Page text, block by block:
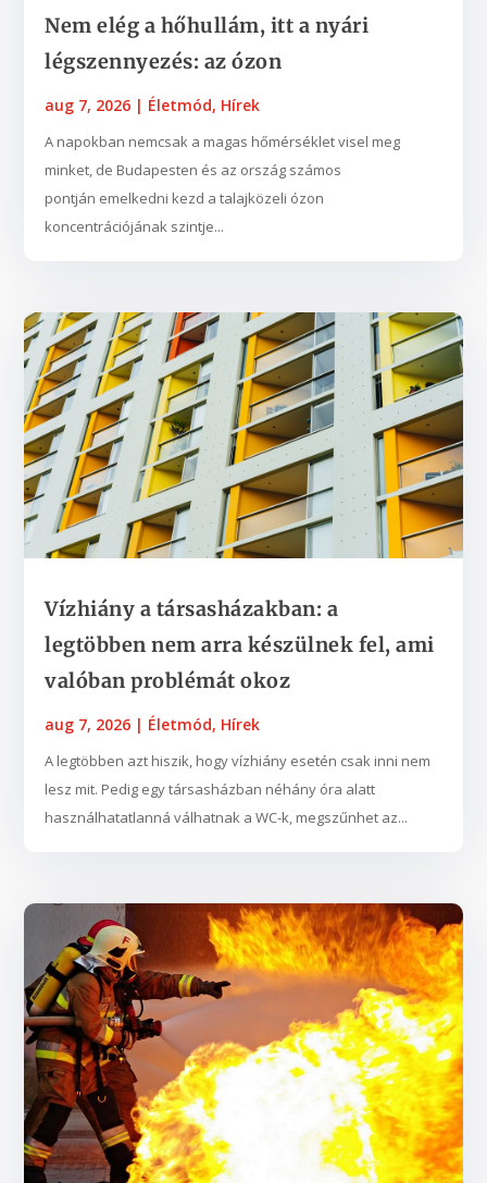
Nem elég a hőhullám, itt a nyári
légszennyezés: az ózon
aug 7, 2026 | Életmód, Hírek
A napokban nemcsak a magas hőmérséklet visel meg
minket, de Budapesten és az ország számos
pontján emelkedni kezd a talajközeli ózon
koncentrációjának szintje...
Vízhiány a társasházakban: a
legtöbben nem arra készülnek fel, ami
valóban problémát okoz
aug 7, 2026 | Életmód, Hírek
A legtöbben azt hiszik, hogy vízhiány esetén csak inni nem
lesz mit. Pedig egy társasházban néhány óra alatt
használhatatlanná válhatnak a WC-k, megszűnhet az...